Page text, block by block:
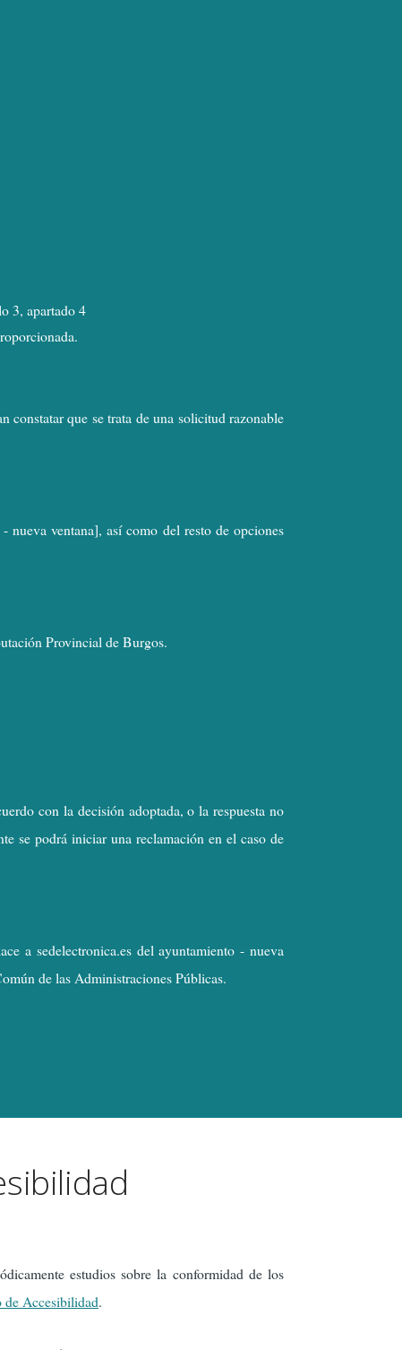
3, apartado 4
constatar que se trata de una solicitud razonable
nueva ventana], así como del resto de opciones
Provincial de Burgos.
con la decisión adoptada, o la respuesta no
se podrá iniciar una reclamación en el caso de
a sedelectronica.es del ayuntamiento - nueva
de las Administraciones Públicas.
estudios sobre la conformidad de los
de Accesibilidad.